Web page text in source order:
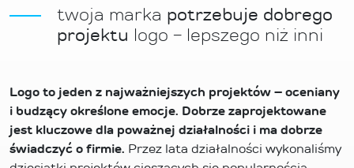
twoja marka potrzebuje dobrego
projektu logo - lepszego niż inni
Logo to jeden z najważniejszych projektów – oceniany
i budzący określone emocje. Dobrze zaprojektowane
jest kluczowe dla poważnej działalności i ma dobrze
świadczyć o firmie. Przez lata działalności wykonaliśmy